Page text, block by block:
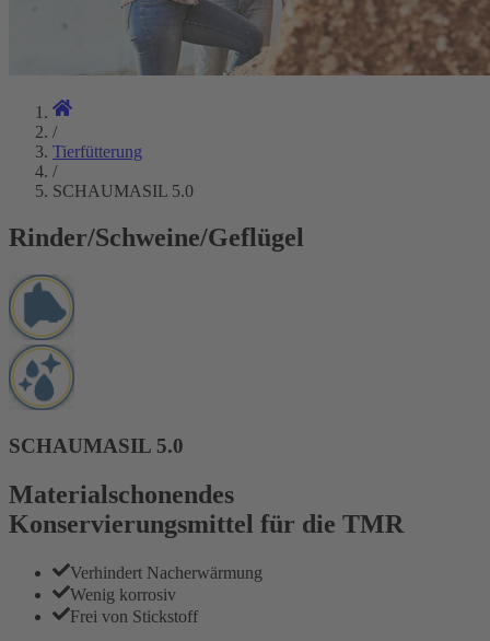
/
Tierfütterung
/
SCHAUMASIL 5.0
Rinder/Schweine/Geflügel
SCHAUMASIL 5.0
Materialschonendes
Konservierungsmittel für die TMR
Verhindert Nacherwärmung
Wenig korrosiv
Frei von Stickstoff